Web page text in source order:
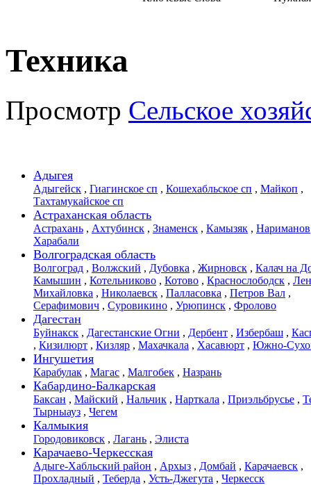
Техника
Просмотр Сельское
Адыгея
Адыгейск , Гиагинское сп , Кошехабльское сп , Майкоп ,
Тахтамукайское сп
Астраханская область
Астрахань , Ахтубинск , Знаменск , Камызяк , Нариманов
Харабали
Волгоградская область
Волгоград , Волжский , Дубовка , Жирновск , Калач на
Камышин , Котельниково , Котово , Краснослободск ,
Михайловка , Николаевск , Палласовка , Петров Вал ,
Серафимович , Суровикино , Урюпинск , Фролово
Дагестан
Буйнакск , Дагестанские Огни , Дербент , Избербаш ,
, Кизилюрт , Кизляр , Махачкала , Хасавюрт , Южно-
Ингушетия
Карабулак , Магас , Малгобек , Назрань
Кабардино-Балкарская
Баксан , Майский , Нальчик , Нарткала , Приэльбрусье ,
Тырныауз , Чегем
Калмыкия
Городовиковск , Лагань , Элиста
Карачаево-Черкесская
Адыге-Хабльский район , Архыз , Домбай , Карачаевск ,
Прохладный , Теберда , Усть-Джегута , Черкесск